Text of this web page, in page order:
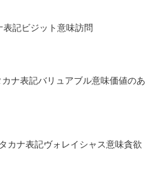
記ビジット意味訪問
ナ表記バリュアブル意味価値のあ
カナ表記ヴォレイシャス意味貪欲